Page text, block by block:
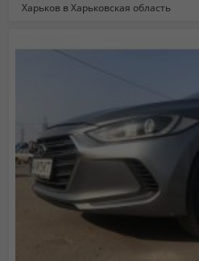
Харьков в Харьковская область